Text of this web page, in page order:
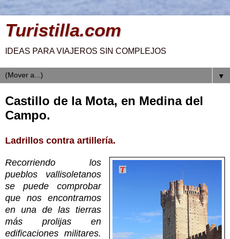
Turistilla.com
IDEAS PARA VIAJEROS SIN COMPLEJOS
▼
Castillo de la Mota, en Medina del
Campo.
Ladrillos contra artillería.
Recorriendo los
pueblos vallisoletanos
se puede comprobar
que nos encontramos
en una de las tierras
más prolijas en
edificaciones militares.